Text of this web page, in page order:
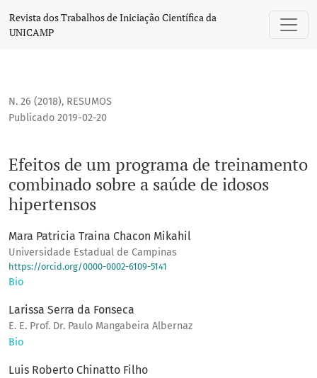
Efeitos de um programa de treinamento combinado sobre
Revista dos Trabalhos de Iniciação Científica da
UNICAMP
N. 26 (2018), RESUMOS
Efeitos de um programa de treinamento
combinado sobre a saúde de idosos
hipertensos
Publicado 2019-02-20
Mara Patricia Traina Chacon Mikahil
Universidade Estadual de Campinas
https://orcid.org/0000-0002-6109-5141
Bio
Larissa Serra da Fonseca
E. E. Prof. Dr. Paulo Mangabeira Albernaz
Bio
Luis Roberto Chinatto Filho